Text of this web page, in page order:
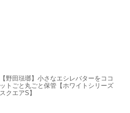
【野田琺瑯】小さなエシレバターをココ
ットごと丸ごと保管【ホワイトシリーズ
スクエアS】